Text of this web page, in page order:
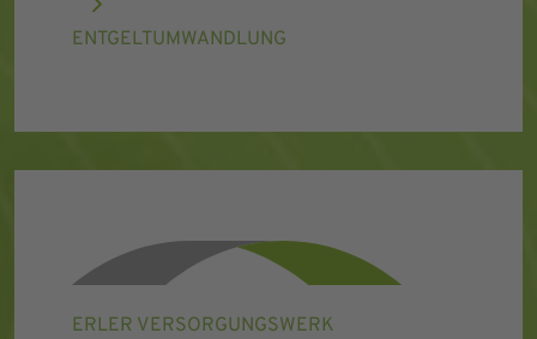
ENTGELTUMWANDLUNG
ERLER VERSORGUNGSWERK